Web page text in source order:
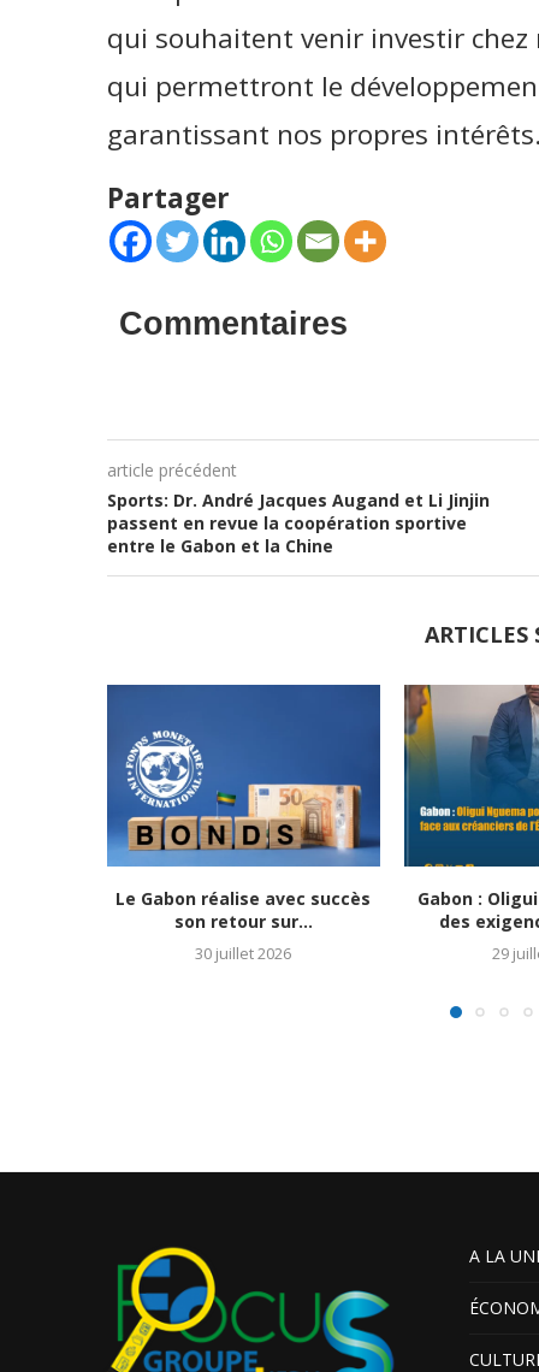
qui souhaitent venir investir
qui permettront le
garantissant nos propres
Partager
Commentaires
article précédent
Sports: Dr. André Jacques Augand et Li Jinjin
passent en revue la coopération sportive
entre le Gabon et la Chine
ARTICLES
Le Gabon réalise avec succès
son retour sur...
30 juillet 2026
Gabon :
des
29
A LA